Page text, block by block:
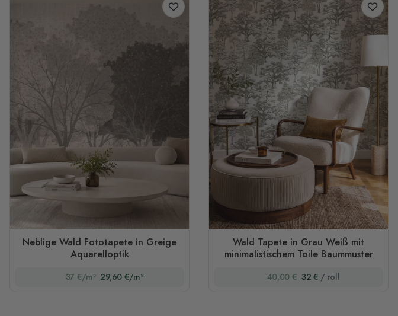
Neblige Wald Fototapete in Greige
Aquarelloptik
37 €/m² 29,60 €/m²
Wald Tapete in Grau Weiß mit
minimalistischem Toile Baummuster
40,00 € 32 € / roll